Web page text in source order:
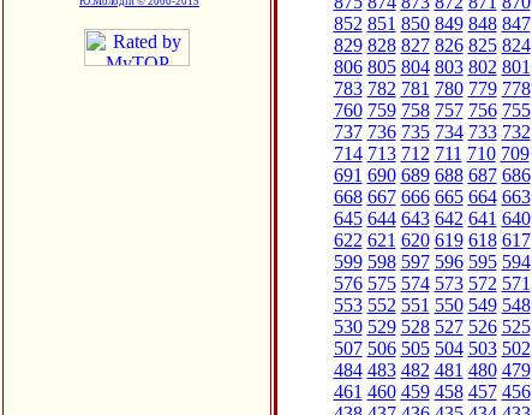
852 851 850 849 848 847
829 828 827 826 825 824
806 805 804 803 802 801
783 782 781 780 779 778
760 759 758 757 756 755
737 736 735 734 733 732
714 713 712 711 710 709
691 690 689 688 687 686
668 667 666 665 664 663
645 644 643 642 641 640
622 621 620 619 618 617
599 598 597 596 595 594
576 575 574 573 572 571
553 552 551 550 549 548
530 529 528 527 526 525
507 506 505 504 503 502
484 483 482 481 480 479
461 460 459 458 457 456